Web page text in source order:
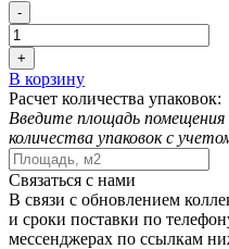
-
+
В корзину
Расчет количества упаковок:
Введите площадь
количества упаковок с
Связаться с нами
В связи с обновлением
и сроки поставки по
мессенджерах по ссылкам